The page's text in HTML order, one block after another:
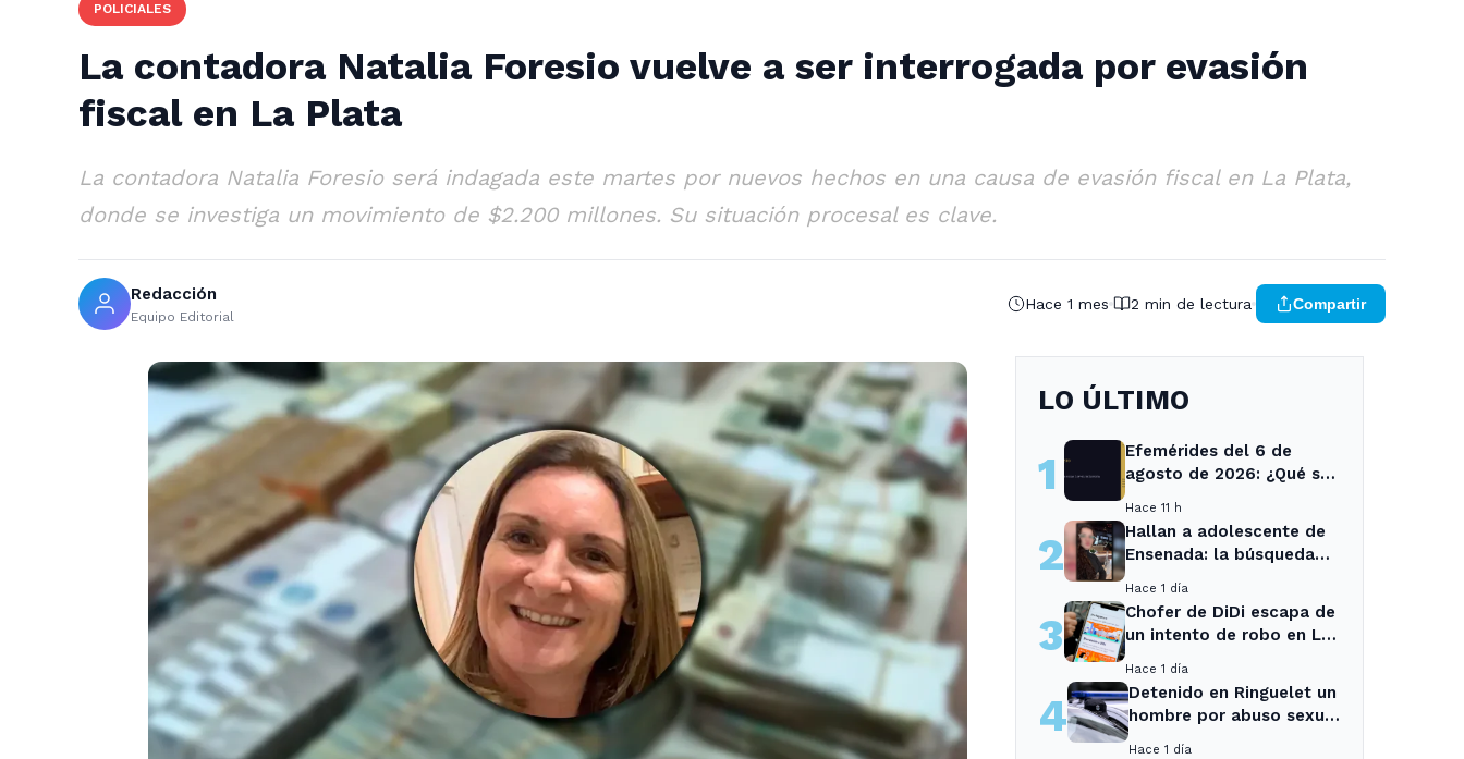
POLICIALES
La contadora Natalia Foresio vuelve a ser interrogada por evasión
fiscal en La Plata
La contadora Natalia Foresio será indagada este martes por nuevos hechos en una causa de evasión fiscal en La Plata,
donde se investiga un movimiento de $2.200 millones. Su situación procesal es clave.
Redacción
Equipo Editorial
Hace 1 mes 2 min de lectura Compartir
LO ÚLTIMO
1
Efemérides del 6 de
agosto de 2026: ¿Qué se
Hace 11 h
2
Hallan a adolescente de
Ensenada: la búsqueda
Hace 1 día
3
Chofer de DiDi escapa de
un intento de robo en La
arrestada
Hace 1 día
4
Detenido en Ringuelet un
hombre por abuso sexual
Hace 1 día